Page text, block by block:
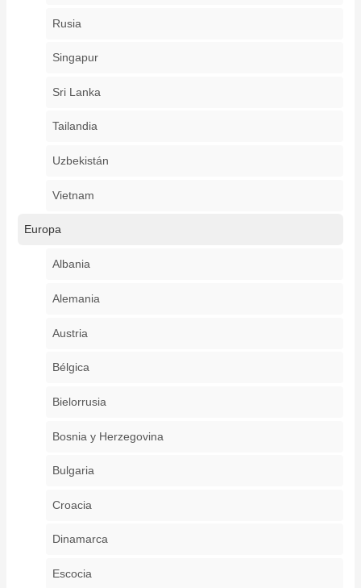
Rusia
Singapur
Sri Lanka
Tailandia
Uzbekistán
Vietnam
Europa
Albania
Alemania
Austria
Bélgica
Bielorrusia
Bosnia y Herzegovina
Bulgaria
Croacia
Dinamarca
Escocia